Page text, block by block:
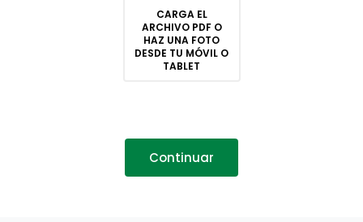
CARGA EL
ARCHIVO PDF O
HAZ UNA FOTO
DESDE TU MÓVIL O
TABLET
Continuar